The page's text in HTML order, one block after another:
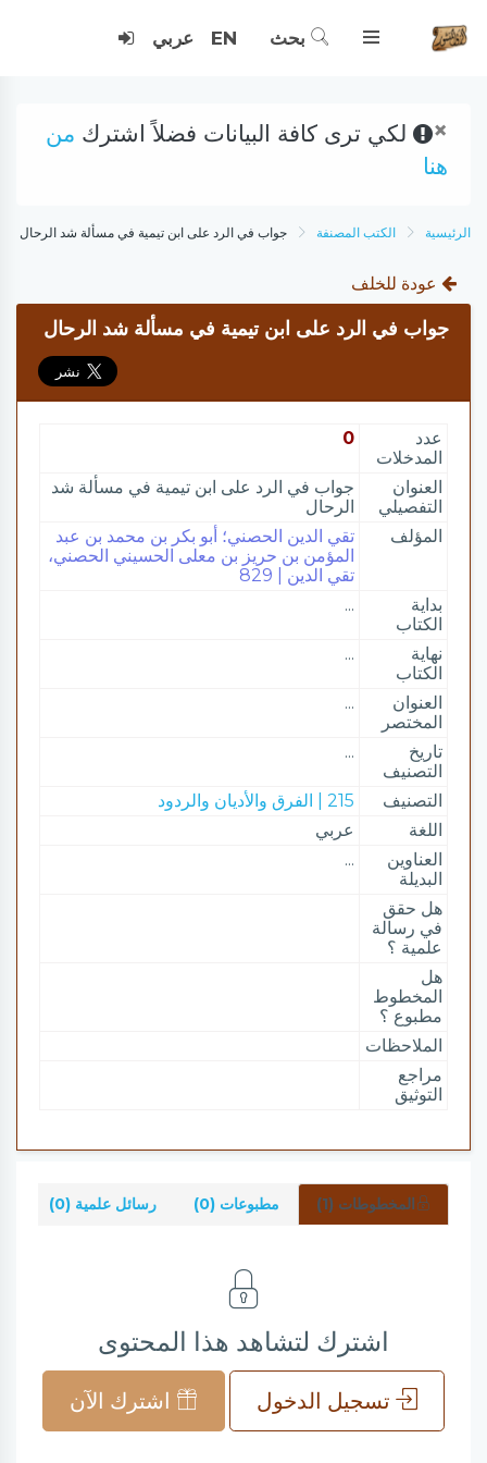
بحث EN عربي
× لكي ترى كافة البيانات فضلاً اشترك من
هنا
الرئيسية الكتب المصنفة جواب في الرد على ابن تيمية في مسألة شد الرحال
عودة للخلف
جواب في الرد على ابن تيمية في مسألة شد الرحال
عدد
المدخلات
0
العنوان
التفصيلي
جواب في الرد على ابن تيمية في مسألة شد
الرحال
المؤلف
تقي الدين الحصني؛ أبو بكر بن محمد بن عبد
المؤمن بن حريز بن معلى الحسيني الحصني،
تقي الدين | 829
بداية
الكتاب
...
نهاية
الكتاب
...
العنوان
المختصر
...
تاريخ
التصنيف
...
التصنيف
215 | الفرق والأديان والردود
اللغة
عربي
العناوين
البديلة
...
هل حقق
في رسالة
علمية ؟
هل
المخطوط
مطبوع ؟
الملاحظات
مراجع
التوثيق
المخطوطات (1) مطبوعات (0) رسائل علمية (0)
اشترك لتشاهد هذا المحتوى
تسجيل الدخول اشترك الآن